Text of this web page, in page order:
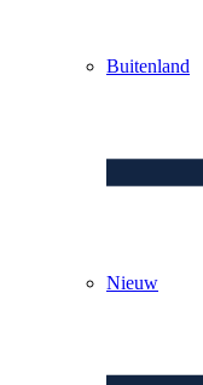
Buitenland
Nieuw